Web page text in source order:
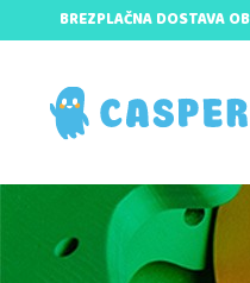
BREZPLAČNA DOSTAVA